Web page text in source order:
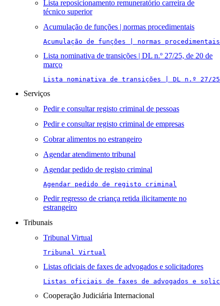
Lista reposicionamento remuneratório carreira de
técnico superior
Acumulação de funções | normas procedimentais
Acumulação de funções | normas procedimentais
Lista nominativa de transições | DL n.º 27/25, de 20 de
março
Lista nominativa de transições | DL n.º 27/
Serviços
Pedir e consultar registo criminal de pessoas
Pedir e consultar registo criminal de empresas
Cobrar alimentos no estrangeiro
Agendar atendimento tribunal
Agendar pedido de registo criminal
Agendar pedido de registo criminal
Pedir regresso de criança retida ilicitamente no
estrangeiro
Tribunais
Tribunal Virtual
Tribunal Virtual
Listas oficiais de faxes de advogados e solicitadores
Listas oficiais de faxes de advogados e
Cooperação Judiciária Internacional